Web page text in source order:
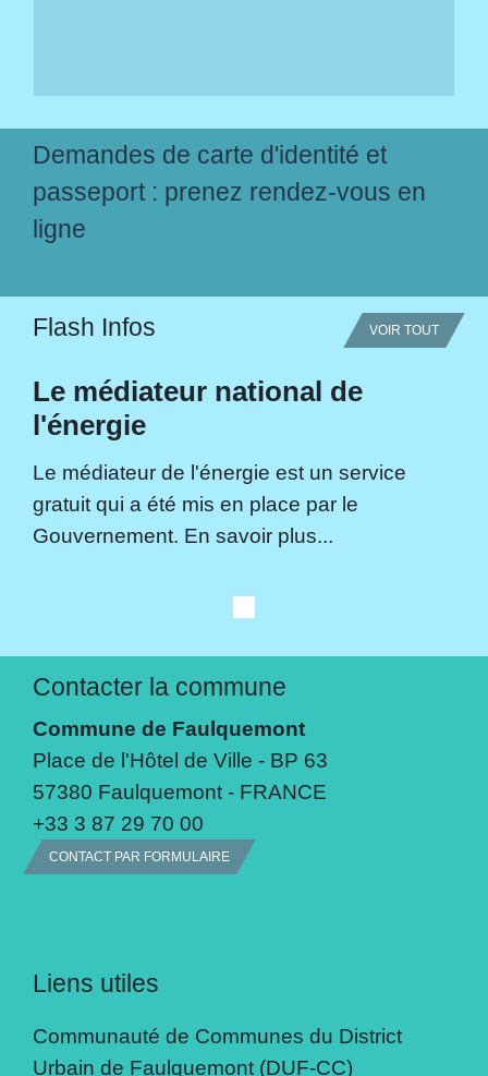
Demandes de carte d'identité et
passeport : prenez rendez-vous en
ligne
Flash Infos VOIR TOUT
Le médiateur national de
l'énergie
Le médiateur de l'énergie est un service
gratuit qui a été mis en place par le
Gouvernement. En savoir plus...
Contacter la commune
Commune de Faulquemont
Place de l'Hôtel de Ville - BP 63
57380 Faulquemont - FRANCE
+33 3 87 29 70 00
CONTACT PAR FORMULAIRE
Liens utiles
Communauté de Communes du District
Urbain de Faulquemont (DUF-CC)